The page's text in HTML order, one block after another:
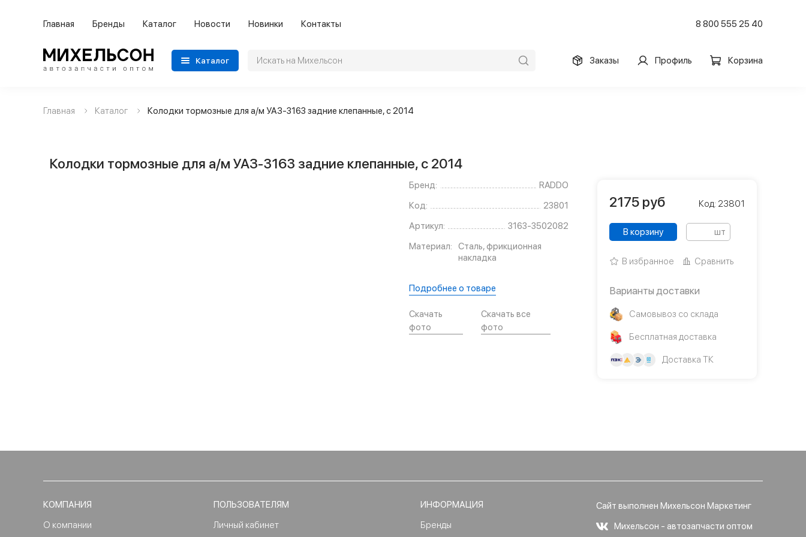
Главная Бренды Каталог Новости Новинки Контакты 8 800 555 25 40
Каталог Заказы Профиль Корзина
Применяемость
Категории автозапчастей
Главная Каталог Колодки тормозные для а/м УАЗ-3163 задние клепанные, с 2014
Колодки тормозные для а/м УАЗ-3163 задние клепанные, с 2014
Бренд:
RADDO
Код:
23801
Артикул:
3163-3502082
Материал:
Сталь, фрикционная
накладка
Подробнее о товаре
Скачать
фото
Скачать все
фото
2175 руб Код: 23801
В корзину шт
В избранное Сравнить
Варианты доставки
Самовывоз со склада
Бесплатная доставка
Доставка ТК
КОМПАНИЯ
О компании
ПОЛЬЗОВАТЕЛЯМ
Личный кабинет
ИНФОРМАЦИЯ
Бренды
Сайт выполнен Михельсон Маркетинг
Михельсон - автозапчасти оптом